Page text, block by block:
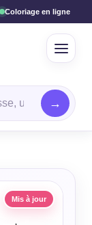
Coloriage en ligne
Mis à jour